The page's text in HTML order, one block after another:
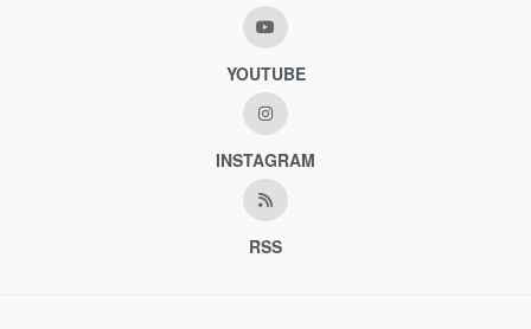
YOUTUBE
INSTAGRAM
RSS